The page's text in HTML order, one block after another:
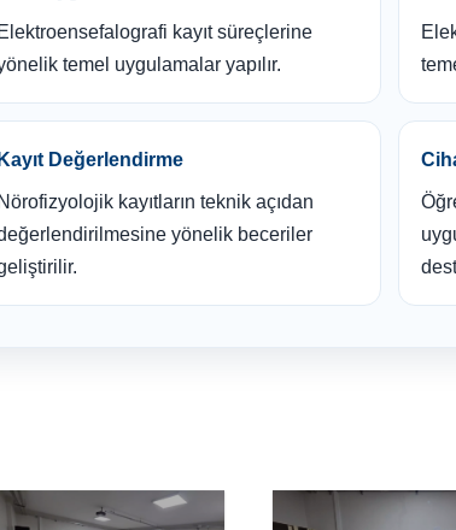
Elektroensefalografi kayıt süreçlerine
temel uygulamalar yapılır.
Kayıt Değerlendirme
Nörofizyolojik kayıtların teknik açıdan
yönelik beceriler